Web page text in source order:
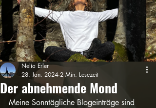
Der abnehmende Mond
Nelia Erler
28. Jan. 2024 2 Min. Lesezeit
Meine Sonntägliche Blogeinträge sind